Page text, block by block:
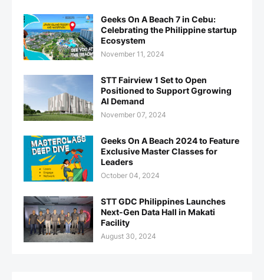
Geeks On A Beach 7 in Cebu:
Celebrating the Philippine startup
Ecosystem
November 11, 2024
STT Fairview 1 Set to Open
Positioned to Support Ggrowing
AI Demand
November 07, 2024
Geeks On A Beach 2024 to Feature
Exclusive Master Classes for
Leaders
October 04, 2024
STT GDC Philippines Launches
Next-Gen Data Hall in Makati
Facility
August 30, 2024